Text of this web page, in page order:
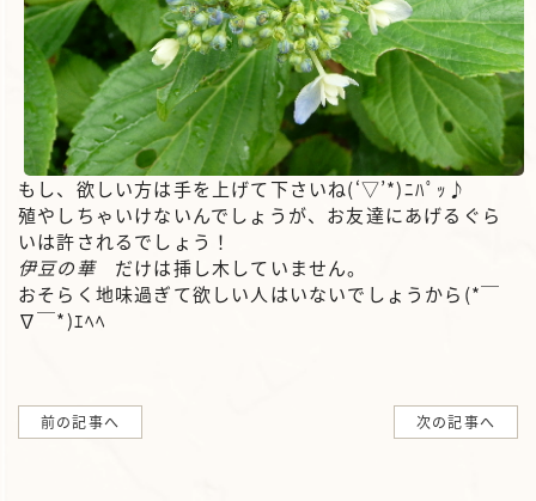
もし、欲しい方は手を上げて下さいね(‘▽’*)ﾆﾊﾟｯ♪
殖やしちゃいけないんでしょうが、お友達にあげるぐら
いは許されるでしょう！
伊豆の華だけは挿し木していません。
おそらく地味過ぎて欲しい人はいないでしょうから(*￣
∇￣*)ｴﾍﾍ
前の記事へ 次の記事へ